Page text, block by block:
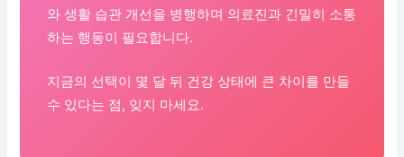
와 생활 습관 개선을 병행하며 의료진과 긴밀히 소통
하는 행동이 필요합니다.
지금의 선택이 몇 달 뒤 건강 상태에 큰 차이를 만들
수 있다는 점, 잊지 마세요.